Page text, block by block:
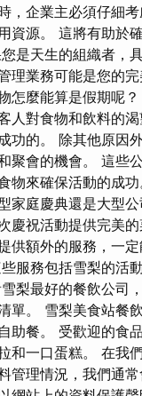
，企業主必須仔細
資源。 這將有助於
是天生的組織者，
理業務可能是您的
怎麼能算是假期呢？
人對食物和飲料的
功的。 除其他原因
聚會的機會。 這些
物來確保活動的成
家庭慶典還是大型
慶祝活動提供完美
供額外的服務，一
服務包括雪梨的活
梨最好的餐飲公司
單。 雪梨美食站餐
助餐。 受歡迎的食
和一口蛋糕。 在我
管理情況，我們通